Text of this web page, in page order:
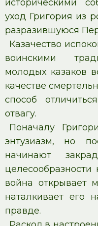
историческими
уход Григория из
разразившуюся
Казачество
воинскими
молодых казаков
качестве
способ
отвагу.
Поначалу
энтузиазм, но
начинают
война открывает
наталкивает его
правде.